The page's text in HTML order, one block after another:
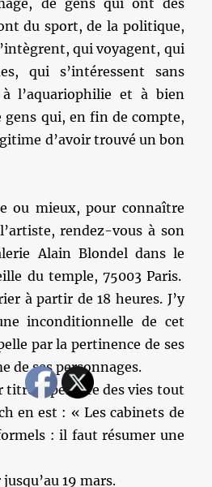
de gens qui ont des
du sport, de la politique,
qui voyagent, qui
qui s’intéressent sans
l’aquariophilie et à bien
gens qui, en fin de compte,
d’avoir trouvé un bon
ou mieux, pour connaître
rendez-vous à son
Alain Blondel dans le
du temple, 75003 Paris.
à partir de 18 heures. J’y
inconditionnelle de cet
par la pertinence de ses
de ses personnages.
titre « peindre des vies tout
en est : « Les cabinets de
: il faut résumer une
19 mars.